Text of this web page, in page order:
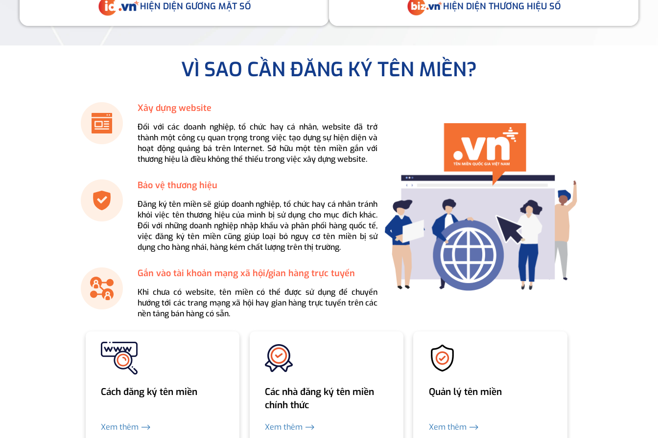
HIỆN DIỆN GƯƠNG MẶT SỐ HIỆN DIỆN THƯƠNG HIỆU SỐ
VÌ SAO CẦN ĐĂNG KÝ TÊN MIỀN?
Xây dựng website
Đối với các doanh nghiệp, tổ chức hay cá nhân, website đã trở
thành một công cụ quan trọng trong việc tạo dựng sự hiện diện và
hoạt động quảng bá trên Internet. Sở hữu một tên miền gắn với
thương hiệu là điều không thể thiếu trong việc xây dựng website.
Bảo vệ thương hiệu
Đăng ký tên miền sẽ giúp doanh nghiệp, tổ chức hay cá nhân tránh
khỏi việc tên thương hiệu của mình bị sử dụng cho mục đích khác.
Đối với những doanh nghiệp nhập khẩu và phân phối hàng quốc tế,
việc đăng ký tên miền cũng giúp loại bỏ nguy cơ tên miền bị sử
dụng cho hàng nhái, hàng kém chất lượng trên thị trường.
Gắn vào tài khoản mạng xã hội/gian hàng trực tuyến
Khi chưa có website, tên miền có thể được sử dụng để chuyển
hướng tới các trang mạng xã hội hay gian hàng trực tuyến trên các
nền tảng bán hàng có sẵn.
Cách đăng ký tên miền
Xem thêm ⟶
Các nhà đăng ký tên miền
chính thức
Xem thêm ⟶
Quản lý tên miền
Xem thêm ⟶